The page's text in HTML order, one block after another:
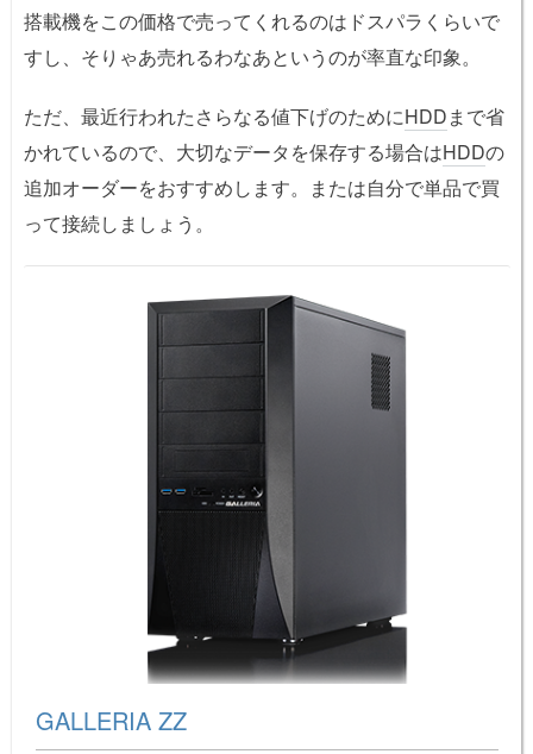
搭載機をこの価格で売ってくれるのはドスパラくらいで
すし、そりゃあ売れるわなあというのが率直な印象。
ただ、最近行われたさらなる値下げのためにHDDまで省
かれているので、大切なデータを保存する場合はHDDの
追加オーダーをおすすめします。または自分で単品で買
って接続しましょう。
GALLERIA ZZ